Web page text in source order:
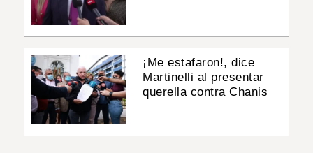
¡Me estafaron!, dice
Martinelli al presentar
querella contra Chanis